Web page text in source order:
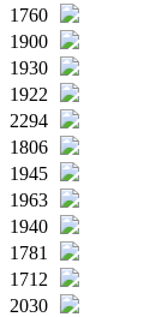
1760
1900
1930
1922
2294
1806
1945
1963
1940
1781
1712
2030